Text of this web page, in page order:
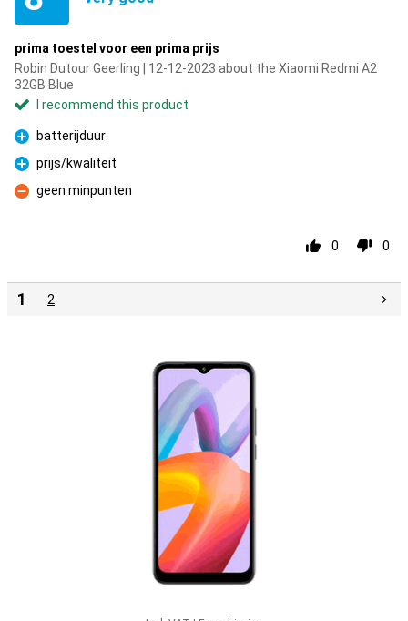
prima toestel voor een prima prijs
Robin Dutour Geerling | 12-12-2023 about the Xiaomi Redmi A2
32GB Blue
I recommend this product
Pro
batterijduur
Pro
prijs/kwaliteit
Con
geen minpunten
0 0
1 2